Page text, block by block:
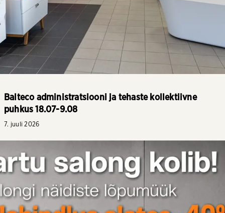
Balteco administratsiooni ja tehaste kollektiivne
puhkus 18.07-9.08
7. juuli 2026